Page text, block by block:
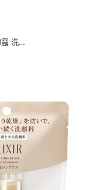
ELIXIR 怡麗絲爾 彈潤鎖水雙效洗卸露 洗面乳